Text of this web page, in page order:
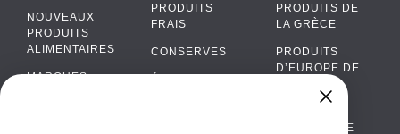
NOUVEAUX
PRODUITS
ALIMENTAIRES
MARQUES
PRODUITS
FRAIS
CONSERVES
PRODUITS DE
LA GRÈCE
PRODUITS
D’EUROPE DE
PORTUGAISE